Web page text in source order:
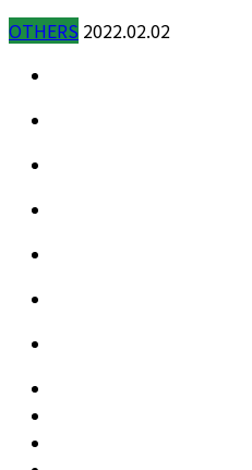
OTHERS 2022.02.02